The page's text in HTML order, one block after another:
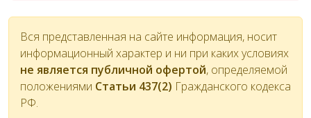
Вся представленная на сайте информация, носит
информационный характер и ни при каких условиях
не является публичной офертой, определяемой
положениями Статьи 437(2) Гражданского кодекса
РФ.